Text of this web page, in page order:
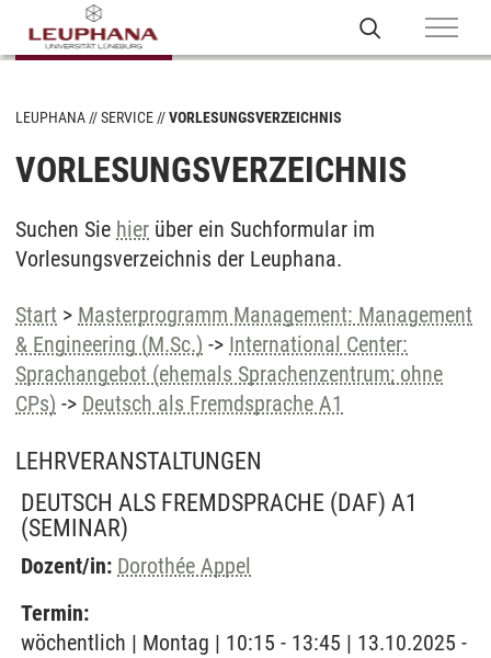
LEUPHANA SERVICE VORLESUNGSVERZEICHNIS
VORLESUNGSVERZEICHNIS
Suchen Sie hier über ein Suchformular im
Vorlesungsverzeichnis der Leuphana.
Start > Masterprogramm Management: Management
& Engineering (M.Sc.) -> International Center:
Sprachangebot (ehemals Sprachenzentrum; ohne
CPs) -> Deutsch als Fremdsprache A1
LEHRVERANSTALTUNGEN
DEUTSCH ALS FREMDSPRACHE (DAF) A1
(SEMINAR)
Dozent/in: Dorothée Appel
Termin:
wöchentlich | Montag | 10:15 - 13:45 | 13.10.2025 -